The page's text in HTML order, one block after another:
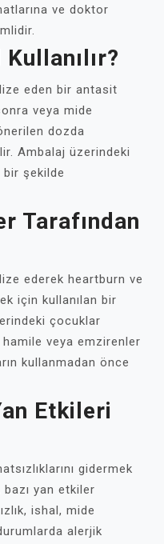
ve doktor
eden bir antasit
veya mide
dozda
Ambalaj üzerindeki
bir şekilde
Tarafından
ederek heartburn ve
için kullanılan bir
çocuklar
hamile veya emzirenler
kullanmadan önce
Etkileri
gidermek
yan etkiler
ishal, mide
alerjik